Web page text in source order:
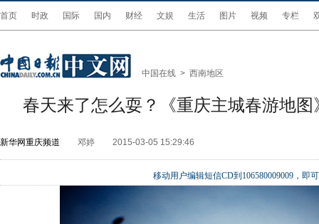
首页 时政 国际 国内 财经 文娱 生活 图片 视频 专栏
中国在线 > 西南地区
春天来了怎么耍？《重庆主城春游地
新华网重庆频道 邓婷 2015-03-05 15:29:46
移动用户编辑短信CD到106580009009，即